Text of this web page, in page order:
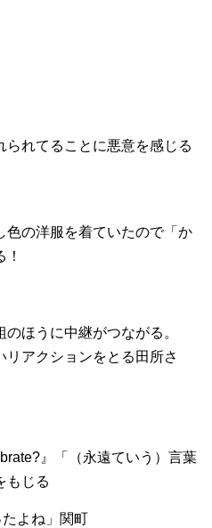
られてることに悪意を感じる
色の洋服を着ていたので「か
ほうに中継がつながる。
リアクションをとる田所さ
』「（永遠ていう）言葉
もじる
たよね」関町